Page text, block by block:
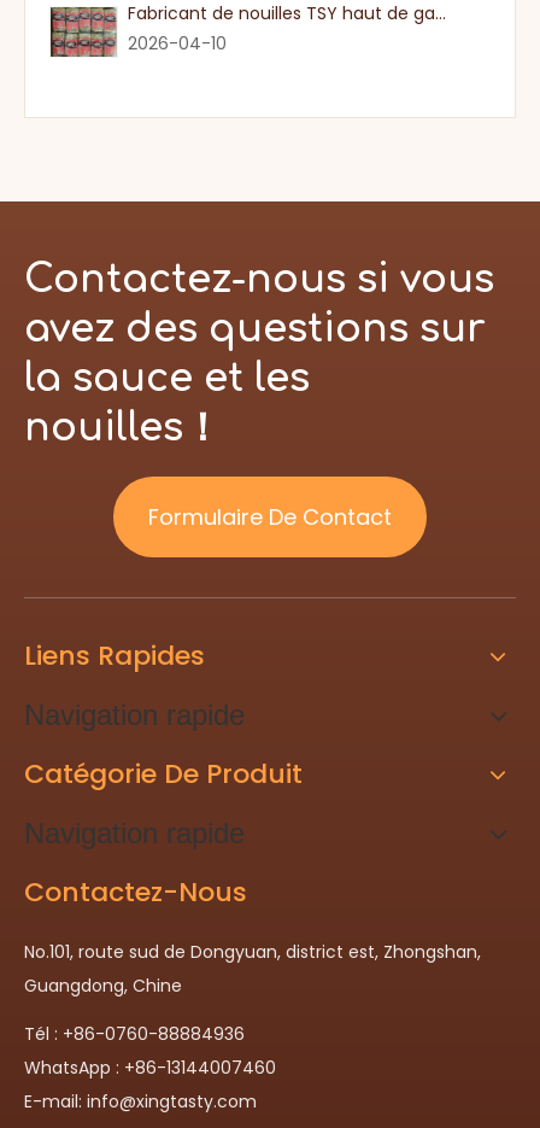
Fabricant de nouilles TSY haut de gamme dans le Guangdong
2026-04-10
Contactez-nous si vous
avez des questions sur
la sauce et les
nouilles！
Formulaire De Contact
Liens Rapides
Navigation rapide
Catégorie De Produit
Navigation rapide
Contactez-Nous
No.101, route sud de Dongyuan, district est, Zhongshan,
Guangdong, Chine
Tél : +86-0760-88884936
WhatsApp : +86-13144007460
E-mail: info@xingtasty.com